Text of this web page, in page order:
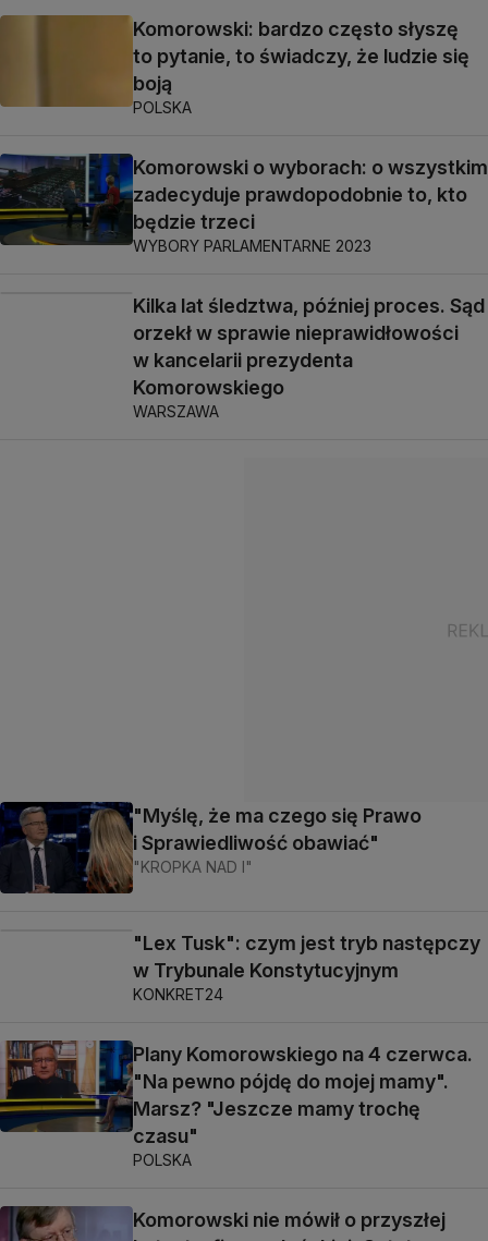
Komorowski: bardzo często słyszę
to pytanie, to świadczy, że ludzie się
boją
POLSKA
Komorowski o wyborach: o wszystkim
zadecyduje prawdopodobnie to, kto
będzie trzeci
WYBORY PARLAMENTARNE 2023
Kilka lat śledztwa, później proces. Sąd
orzekł w sprawie nieprawidłowości
w kancelarii prezydenta
Komorowskiego
WARSZAWA
"Myślę, że ma czego się Prawo
i Sprawiedliwość obawiać"
"KROPKA NAD I"
"Lex Tusk": czym jest tryb następczy
w Trybunale Konstytucyjnym
KONKRET24
Plany Komorowskiego na 4 czerwca.
"Na pewno pójdę do mojej mamy".
Marsz? "Jeszcze mamy trochę
czasu"
POLSKA
Komorowski nie mówił o przyszłej